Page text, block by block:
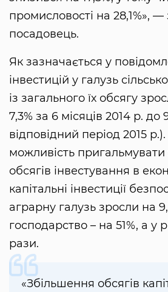
промисловості на 28,1%»,
посадовець.
Як зазначається у
інвестицій у галузь
із загального їх обсягу
7,3% за 6 місяців 2014 р. до
відповідний період 2015
можливість
обсягів інвестування в
капітальні інвестиції
аграрну галузь зросли на
господарство – на 51%, а у
рази.
«Збільшення обсягів